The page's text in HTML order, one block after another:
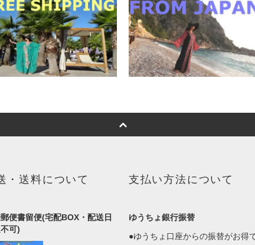
・送料について
便書留便(宅配BOX・配送日
可)
支払い方法について
ゆうちょ銀行振替
●ゆうちょ口座からの振替がお得